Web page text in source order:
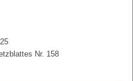
Nr. 158